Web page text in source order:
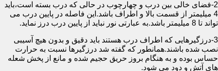
2-فضای خالی بین درب و چهارچوب در حالی که درب بسته است،باید
4 میلیمتر از قسمت بالا و اطراف باشد.این فاصله در پایین درب می
تواند تا 8 میلیمتر باشد.به عبارتی نور نباید از پایین درب درز نماید.
3-درزگیرهایی که اطراف درب هستند باید دقیق و بدون هیچ آسیبی
نصب شده باشند.همانطور که گفته شد درزگیرها نسبت به حرارت
حساس بوده و به هنگام بروز حریق حجیم شده و مانع از پخش شعله
های آتش و دود می شود.